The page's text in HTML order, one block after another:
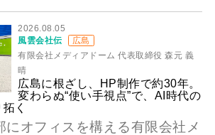
2026.08.05
風雲会社伝
広島
有限会社メディアドーム 代表取締役 森元 義
晴
広島に根ざし、HP制作で約30年。
変わらぬ“使い手視点”で、AI時代の
く
にオフィスを構える有限会社メ